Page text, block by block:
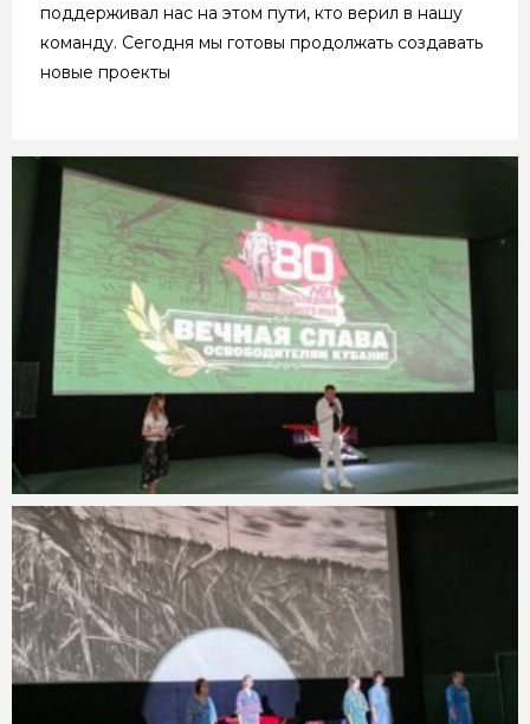
поддерживал нас на этом пути, кто верил в нашу
команду. Сегодня мы готовы продолжать создавать
новые проекты